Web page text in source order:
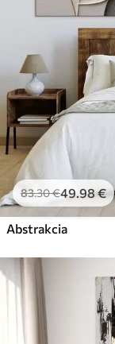
83.30€49.98€
Abstrakcia